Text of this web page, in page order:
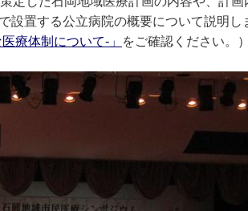
置する公立病院の概要について説明し
療体制について-」 をご確認ください。）